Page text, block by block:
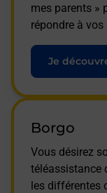
mes parents »
répondre à
Je
Borgo
Vous désirez
téléassistance
les différentes